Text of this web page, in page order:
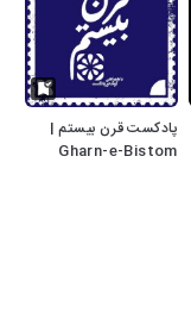
پادکست قرن بیستم |
Gharn-e-Bistom